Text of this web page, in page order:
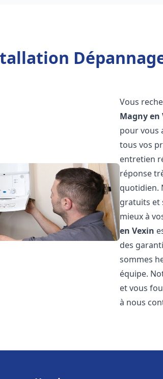
Vous
Magny en
pour vous
tous vos
entretien
réponse
quotidien.
gratuits et
mieux à
en Vexin
des
sommes
équipe.
et vous
à nous